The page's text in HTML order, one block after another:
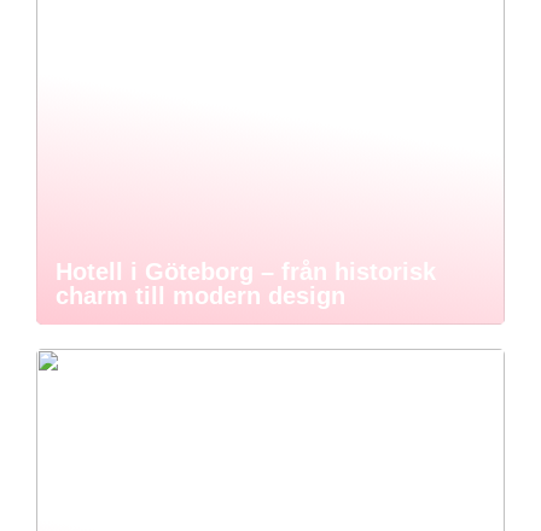
Hotell i Göteborg – från historisk
charm till modern design